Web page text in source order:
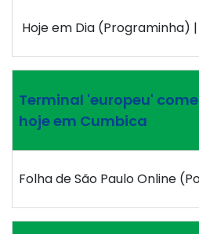
Hoje em Dia (Programinha)
Terminal 'europeu'
hoje em Cumbica
Folha de São Paulo Online